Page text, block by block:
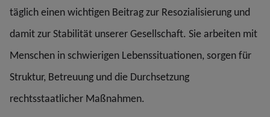
täglich einen wichtigen Beitrag zur Resozialisierung und
damit zur Stabilität unserer Gesellschaft. Sie arbeiten mit
Menschen in schwierigen Lebenssituationen, sorgen für
Struktur, Betreuung und die Durchsetzung
rechtsstaatlicher Maßnahmen.